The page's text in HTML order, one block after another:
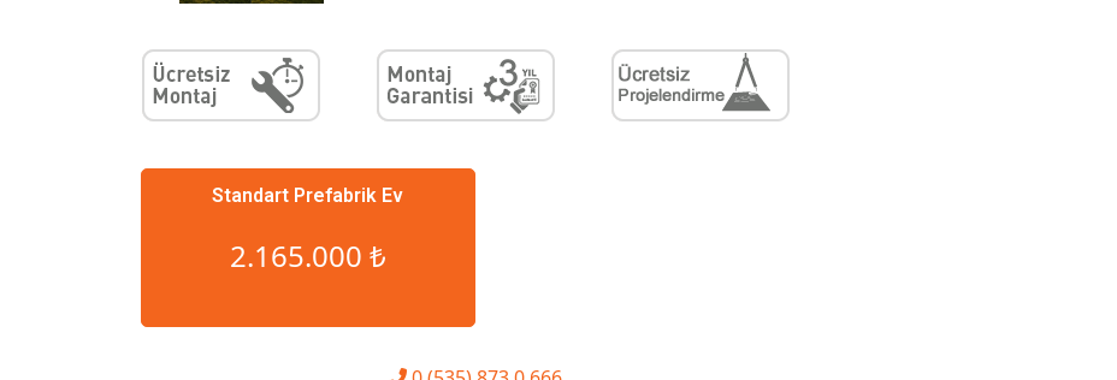
Standart Prefabrik Ev
2.165.000 ₺